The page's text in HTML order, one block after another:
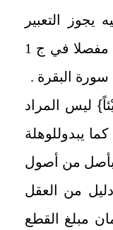
يجوز التعبير
عنه بالظن ، وتكلمنا عن التقليد مفصلا في ج 1
} ليس المراد
يبدوللوهلة
بأصل من أصول
من العقل
مبلغ القطع